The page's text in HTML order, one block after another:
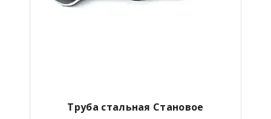
Труба стальная Становое